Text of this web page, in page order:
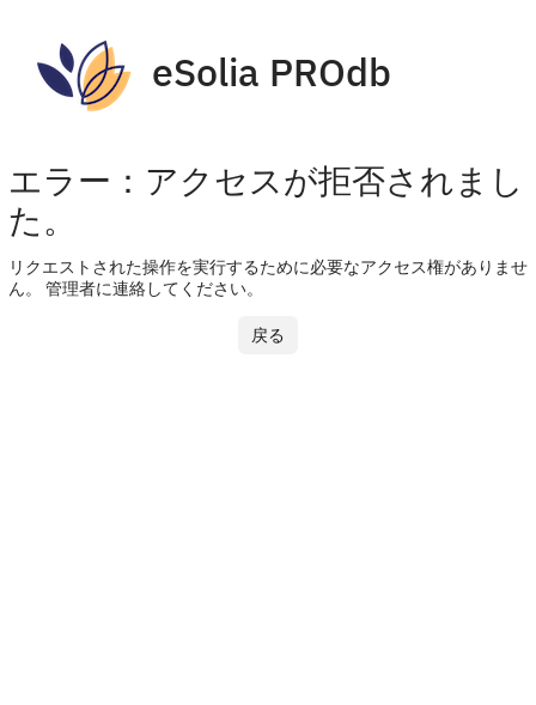
eSolia PROdb
エラー：アクセスが拒否されまし
た。
リクエストされた操作を実行するために必要なアクセス権がありませ
ん。 管理者に連絡してください。
戻る